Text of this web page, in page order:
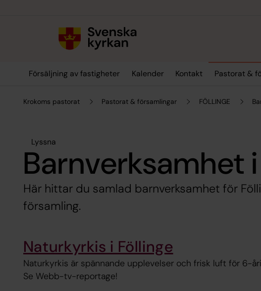
Försäljning av fastigheter Kalender Kontakt Pastorat &
Krokoms pastorat Pastorat & församlingar FÖLLINGE
Lyssna
Barnverksamhet
Här hittar du samlad barnverksamhet för
församling.
Naturkyrkis i Föllinge
Naturkyrkis är spännande upplevelser och frisk luft för 6-
Se Webb-tv-reportage!